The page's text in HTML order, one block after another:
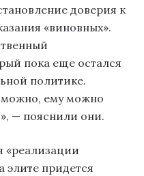
доверия к
«виновных».
пока еще остался
политике.
ему можно
— пояснили они.
«реализации
элите придется